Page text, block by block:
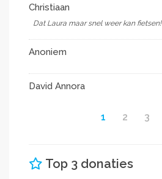
Christiaan
Dat Laura maar snel weer kan fietsen!
Anoniem
David Annora
1 2 3
Top 3 donaties